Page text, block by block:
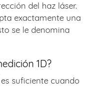
del haz láser.
exactamente una
se le denomina
1D?
suficiente cuando